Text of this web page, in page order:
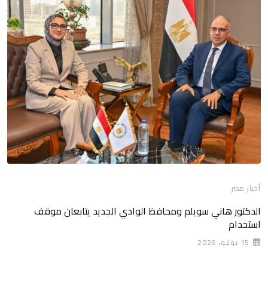
أخبار مصر
الدكتور هاني سويلم ومحافظ الوادي الجديد يتابعان موقف
استخدام
15 يونيو، 2026